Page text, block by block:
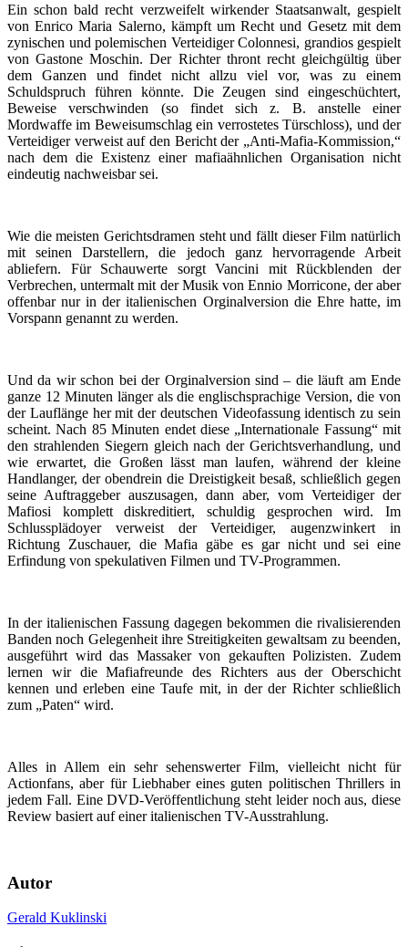
Ein schon bald recht verzweifelt wirkender Staatsanwalt, gespielt
von Enrico Maria Salerno, kämpft um Recht und Gesetz mit dem
zynischen und polemischen Verteidiger Colonnesi, grandios gespielt
von Gastone Moschin. Der Richter thront recht gleichgültig über
dem Ganzen und findet nicht allzu viel vor, was zu einem
Schuldspruch führen könnte. Die Zeugen sind eingeschüchtert,
Beweise verschwinden (so findet sich z. B. anstelle einer
Mordwaffe im Beweisumschlag ein verrostetes Türschloss), und der
Verteidiger verweist auf den Bericht der „Anti-Mafia-Kommission,“
nach dem die Existenz einer mafiaähnlichen Organisation nicht
eindeutig nachweisbar sei.
Wie die meisten Gerichtsdramen steht und fällt dieser Film natürlich
mit seinen Darstellern, die jedoch ganz hervorragende Arbeit
abliefern. Für Schauwerte sorgt Vancini mit Rückblenden der
Verbrechen, untermalt mit der Musik von Ennio Morricone, der aber
offenbar nur in der italienischen Orginalversion die Ehre hatte, im
Vorspann genannt zu werden.
Und da wir schon bei der Orginalversion sind – die läuft am Ende
ganze 12 Minuten länger als die englischsprachige Version, die von
der Lauflänge her mit der deutschen Videofassung identisch zu sein
scheint. Nach 85 Minuten endet diese „Internationale Fassung“ mit
den strahlenden Siegern gleich nach der Gerichtsverhandlung, und
wie erwartet, die Großen lässt man laufen, während der kleine
Handlanger, der obendrein die Dreistigkeit besaß, schließlich gegen
seine Auftraggeber auszusagen, dann aber, vom Verteidiger der
Mafiosi komplett diskreditiert, schuldig gesprochen wird. Im
Schlussplädoyer verweist der Verteidiger, augenzwinkert in
Richtung Zuschauer, die Mafia gäbe es gar nicht und sei eine
Erfindung von spekulativen Filmen und TV-Programmen.
In der italienischen Fassung dagegen bekommen die rivalisierenden
Banden noch Gelegenheit ihre Streitigkeiten gewaltsam zu beenden,
ausgeführt wird das Massaker von gekauften Polizisten. Zudem
lernen wir die Mafiafreunde des Richters aus der Oberschicht
kennen und erleben eine Taufe mit, in der der Richter schließlich
zum „Paten“ wird.
Alles in Allem ein sehr sehenswerter Film, vielleicht nicht für
Actionfans, aber für Liebhaber eines guten politischen Thrillers in
jedem Fall. Eine DVD-Veröffentlichung steht leider noch aus, diese
Review basiert auf einer italienischen TV-Ausstrahlung.
Autor
Gerald Kuklinski